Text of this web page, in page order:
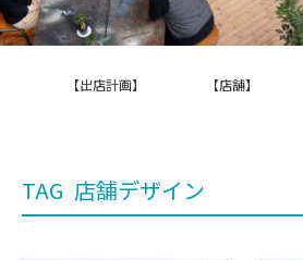
【出店計画】 【店舗】
TAG 店舗デザイン